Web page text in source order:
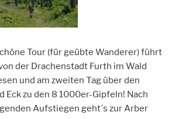
Tour (für geübte Wanderer) führt
der Drachenstadt Furth im Wald
und am zweiten Tag über den
Eck zu den 8 1000er-Gipfeln! Nach
Aufstiegen geht´s zur Arber